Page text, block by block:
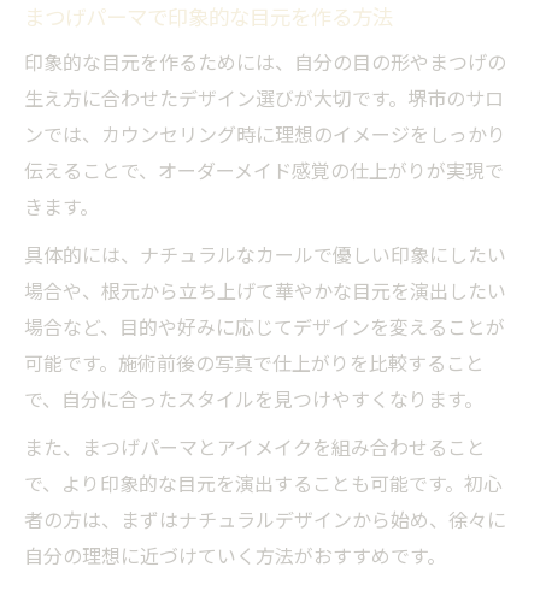
まつげパーマで印象的な目元を作る方法
印象的な目元を作るためには、自分の目の形やまつげの
生え方に合わせたデザイン選びが大切です。堺市のサロ
ンでは、カウンセリング時に理想のイメージをしっかり
伝えることで、オーダーメイド感覚の仕上がりが実現で
きます。
具体的には、ナチュラルなカールで優しい印象にしたい
場合や、根元から立ち上げて華やかな目元を演出したい
場合など、目的や好みに応じてデザインを変えることが
可能です。施術前後の写真で仕上がりを比較すること
で、自分に合ったスタイルを見つけやすくなります。
また、まつげパーマとアイメイクを組み合わせること
で、より印象的な目元を演出することも可能です。初心
者の方は、まずはナチュラルデザインから始め、徐々に
自分の理想に近づけていく方法がおすすめです。